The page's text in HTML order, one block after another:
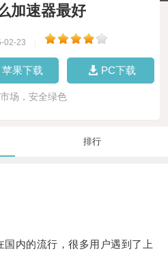
加速器最好
02-23
苹果下载 PC下载
场，安全绿色
排行
内的流行，很多用户遇到了上